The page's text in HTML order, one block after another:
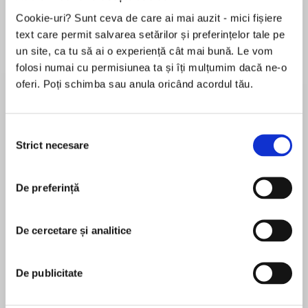
Cookie-uri? Sunt ceva de care ai mai auzit - mici fișiere
text care permit salvarea setărilor și preferințelor tale pe
un site, ca tu să ai o experiență cât mai bună. Le vom
folosi numai cu permisiunea ta și îți mulțumim dacă ne-o
oferi. Poți schimba sau anula oricând acordul tău.
consimțământului
Strict necesare
De preferință
De cercetare și analitice
De publicitate
Desprecarte
once and for all (…ish).
‘Great fun and full of laugh-out-loud moments.
Perfect for fans of Holly Bourne’. Katy Birchall,
life to be a breeze but when her best friend
MAI MULT
pentru această carte
Chloe Seager